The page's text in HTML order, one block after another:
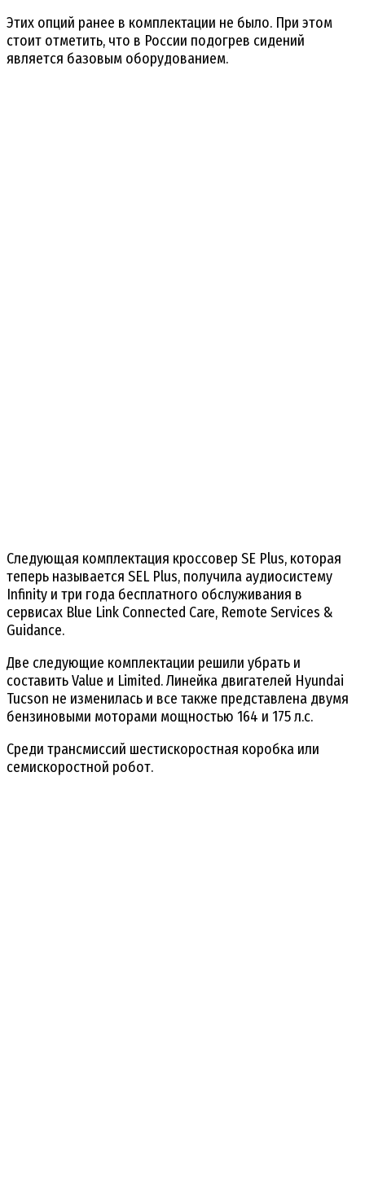
Этих опций ранее в комплектации не было. При этом
стоит отметить, что в России подогрев сидений
является базовым оборудованием.
Следующая комплектация кроссовер SE Plus, которая
теперь называется SEL Plus, получила аудиосистему
Infinity и три года бесплатного обслуживания в
сервисах Blue Link Connected Care, Remote Services &
Guidance.
Две следующие комплектации решили убрать и
составить Value и Limited. Линейка двигателей Hyundai
Tucson не изменилась и все также представлена двумя
бензиновыми моторами мощностью 164 и 175 л.с.
Среди трансмиссий шестискоростная коробка или
семискоростной робот.